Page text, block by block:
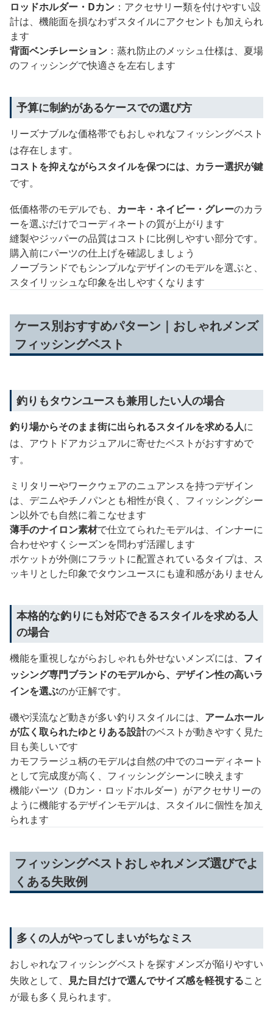
ロッドホルダー・Dカン ：アクセサリー類を付けやすい設
計は、機能面を損なわずスタイルにアクセントも加えられ
ます
背面ベンチレーション ：蒸れ防止のメッシュ仕様は、夏場
のフィッシングで快適さを左右します
予算に制約があるケースでの選び方
リーズナブルな価格帯でもおしゃれなフィッシングベスト
は存在します。
コストを抑えながらスタイルを保つには、カラー選択が鍵
です。
低価格帯のモデルでも、 カーキ・ネイビー・グレーのカラ
ーを選ぶだけでコーディネートの質が上がります
縫製やジッパーの品質はコストに比例しやすい部分です。
購入前にパーツの仕上げを確認しましょう
ノーブランドでもシンプルなデザインのモデルを選ぶと、
スタイリッシュな印象を出しやすくなります
ケース別おすすめパターン｜おしゃれメンズ
フィッシングベスト
釣りもタウンユースも兼用したい人の場合
釣り場からそのまま街に出られるスタイルを求める人に
は、アウトドアカジュアルに寄せたベストがおすすめで
す。
ミリタリーやワークウェアのニュアンスを持つデザイン
は、デニムやチノパンとも相性が良く、フィッシングシー
ン以外でも自然に着こなせます
薄手のナイロン素材で仕立てられたモデルは、インナーに
合わせやすくシーズンを問わず活躍します
ポケットが外側にフラットに配置されているタイプは、ス
ッキリとした印象でタウンユースにも違和感がありません
本格的な釣りにも対応できるスタイルを求める人
の場合
機能を重視しながらおしゃれも外せないメンズには、 フィ
ッシング専門ブランドのモデルから、デザイン性の高いラ
インを選ぶのが正解です。
磯や渓流など動きが多い釣りスタイルには、 アームホール
が広く取られたゆとりある設計のベストが動きやすく見た
目も美しいです
カモフラージュ柄のモデルは自然の中でのコーディネート
として完成度が高く、フィッシングシーンに映えます
機能パーツ（Dカン・ロッドホルダー）がアクセサリーの
ように機能するデザインモデルは、スタイルに個性を加え
られます
フィッシングベストおしゃれメンズ選びでよ
くある失敗例
多くの人がやってしまいがちなミス
おしゃれなフィッシングベストを探すメンズが陥りやすい
失敗として、
見た目だけで選んでサイズ感を軽視すること
が最も多く見られます。